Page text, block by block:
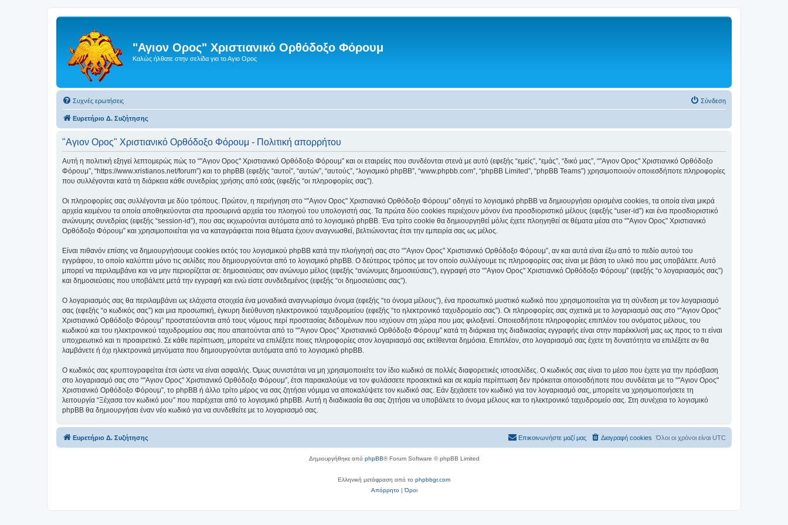
"Αγιον Ορος" Χριστιανικό Ορθόδοξο Φόρουμ
Καλώς ήλθατε στην σελίδα για το Αγιο Ορος
Συχνές ερωτήσεις Σύνδεση
Ευρετήριο Δ. Συζήτησης
"Αγιον Ορος" Χριστιανικό Ορθόδοξο Φόρουμ - Πολιτική απορρήτου
Αυτή η πολιτική εξηγεί λεπτομερώς πώς το “"Αγιον Ορος" Χριστιανικό Ορθόδοξο Φόρουμ” και οι εταιρείες που συνδέονται στενά με αυτό (εφεξής “εμείς”, “εμάς”, “δικό μας”, “"Αγιον Ορος" Χριστιανικό Ορθόδοξο
Φόρουμ”, “https://www.xristianos.net/forum”) και το phpBB (εφεξής “αυτοί”, “αυτών”, “αυτούς”, “λογισμικό phpBB”, “www.phpbb.com”, “phpBB Limited”, “phpBB Teams”) χρησιμοποιούν οποιεσδήποτε πληροφορίες
που συλλέγονται κατά τη διάρκεια κάθε συνεδρίας χρήσης από εσάς (εφεξής “οι πληροφορίες σας”).
Οι πληροφορίες σας συλλέγονται με δύο τρόπους. Πρώτον, η περιήγηση στο “"Αγιον Ορος" Χριστιανικό Ορθόδοξο Φόρουμ” οδηγεί το λογισμικό phpBB να δημιουργήσει ορισμένα cookies, τα οποία είναι μικρά
αρχεία κειμένου τα οποία αποθηκεύονται στα προσωρινά αρχεία του πλοηγού του υπολογιστή σας. Τα πρώτα δύο cookies περιέχουν μόνον ένα προσδιοριστικό μέλους (εφεξής “user-id”) και ένα προσδιοριστικό
ανώνυμης συνεδρίας (εφεξής “session-id”), που σας εκχωρούνται αυτόματα από το λογισμικό phpBB. Ένα τρίτο cookie θα δημιουργηθεί μόλις έχετε πλοηγηθεί σε θέματα μέσα στο “"Αγιον Ορος" Χριστιανικό
Ορθόδοξο Φόρουμ” και χρησιμοποιείται για να καταγράφεται ποια θέματα έχουν αναγνωσθεί, βελτιώνοντας έτσι την εμπειρία σας ως μέλος.
Είναι πιθανόν επίσης να δημιουργήσουμε cookies εκτός του λογισμικού phpBB κατά την πλοήγησή σας στο “"Αγιον Ορος" Χριστιανικό Ορθόδοξο Φόρουμ”, αν και αυτά είναι έξω από το πεδίο αυτού του
εγγράφου, το οποίο καλύπτει μόνο τις σελίδες που δημιουργούνται από το λογισμικό phpBB. Ο δεύτερος τρόπος με τον οποίο συλλέγουμε τις πληροφορίες σας είναι με βάση το υλικό που μας υποβάλετε. Αυτό
μπορεί να περιλαμβάνει και να μην περιορίζεται σε: δημοσιεύσεις σαν ανώνυμο μέλος (εφεξής “ανώνυμες δημοσιεύσεις”), εγγραφή στο “"Αγιον Ορος" Χριστιανικό Ορθόδοξο Φόρουμ” (εφεξής “ο λογαριασμός σας”)
και δημοσιεύσεις που υποβάλετε μετά την εγγραφή και ενώ είστε συνδεδεμένος (εφεξής “οι δημοσιεύσεις σας”).
Ο λογαριασμός σας θα περιλαμβάνει ως ελάχιστα στοιχεία ένα μοναδικά αναγνωρίσιμο όνομα (εφεξής “το όνομα μέλους”), ένα προσωπικό μυστικό κωδικό που χρησιμοποιείται για τη σύνδεση με τον λογαριασμό
σας (εφεξής “ο κωδικός σας”) και μια προσωπική, έγκυρη διεύθυνση ηλεκτρονικού ταχυδρομείου (εφεξής “το ηλεκτρονικό ταχυδρομείο σας”). Οι πληροφορίες σας σχετικά με το λογαριασμό σας στο “"Αγιον Ορος"
Χριστιανικό Ορθόδοξο Φόρουμ” προστατεύονται από τους νόμους περί προστασίας δεδομένων που ισχύουν στη χώρα που μας φιλοξενεί. Οποιεσδήποτε πληροφορίες επιπλέον του ονόματος μέλους, του
κωδικού και του ηλεκτρονικού ταχυδρομείου σας που απαιτούνται από το “"Αγιον Ορος" Χριστιανικό Ορθόδοξο Φόρουμ” κατά τη διάρκεια της διαδικασίας εγγραφής είναι στην παρέκκλισή μας ως προς το τι είναι
υποχρεωτικό και τι προαιρετικό. Σε κάθε περίπτωση, μπορείτε να επιλέξετε ποιες πληροφορίες στον λογαριασμό σας εκτίθενται δημόσια. Επιπλέον, στο λογαριασμό σας έχετε τη δυνατότητα να επιλέξετε αν θα
λαμβάνετε ή όχι ηλεκτρονικά μηνύματα που δημιουργούνται αυτόματα από το λογισμικό phpBB.
Ο κωδικός σας κρυπτογραφείται έτσι ώστε να είναι ασφαλής. Όμως συνιστάται να μη χρησιμοποιείτε τον ίδιο κωδικό σε πολλές διαφορετικές ιστοσελίδες. Ο κωδικός σας είναι το μέσο που έχετε για την πρόσβαση
στο λογαριασμό σας στο “"Αγιον Ορος" Χριστιανικό Ορθόδοξο Φόρουμ”, έτσι παρακαλούμε να τον φυλάσσετε προσεκτικά και σε καμία περίπτωση δεν πρόκειται οποιοσδήποτε που συνδέεται με το “"Αγιον Ορος"
Χριστιανικό Ορθόδοξο Φόρουμ”, το phpBB ή άλλο τρίτο μέρος να σας ζητήσει νόμιμα να αποκαλύψετε τον κωδικό σας. Εάν ξεχάσετε τον κωδικό για τον λογαριασμό σας, μπορείτε να χρησιμοποιήσετε τη
λειτουργία “Ξέχασα τον κωδικό μου” που παρέχεται από το λογισμικό phpBB. Αυτή η διαδικασία θα σας ζητήσει να υποβάλετε το όνομα μέλους και το ηλεκτρονικό ταχυδρομείο σας. Στη συνέχεια το λογισμικό
phpBB θα δημιουργήσει έναν νέο κωδικό για να συνδεθείτε με το λογαριασμό σας.
Ευρετήριο Δ. Συζήτησης Όλοι οι χρόνοι είναι UTC
Διαγραφή cookies
Επικοινωνήστε μαζί μας
Δημιουργήθηκε από phpBB® Forum Software © phpBB Limited
Ελληνική μετάφραση από το phpbbgr.com
Απόρρητο|Όροι